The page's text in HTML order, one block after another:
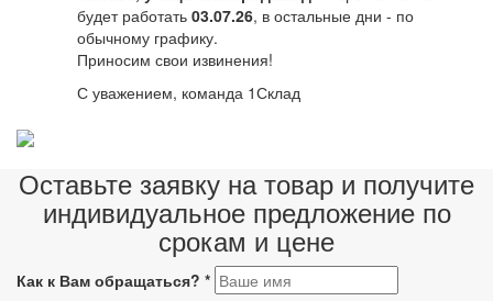
будет работать 03.07.26, в остальные дни - по
обычному графику.
Приносим свои извинения!
С уважением, команда 1Склад
Оставьте заявку на товар и получите
индивидуальное предложение по
срокам и цене
Как к Вам обращаться? *